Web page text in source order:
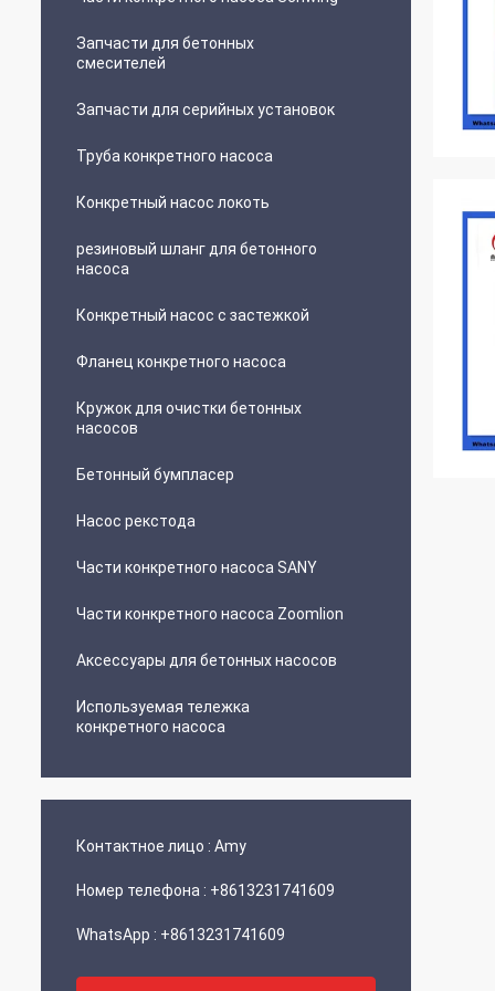
Запчасти для бетонных
смесителей
Запчасти для серийных установок
Труба конкретного насоса
Конкретный насос локоть
резиновый шланг для бетонного
насоса
Конкретный насос с застежкой
Фланец конкретного насоса
Кружок для очистки бетонных
насосов
Бетонный бумпласер
Насос рекстода
Части конкретного насоса SANY
Части конкретного насоса Zoomlion
Аксессуары для бетонных насосов
Используемая тележка
конкретного насоса
Контактное лицо : Amy
Номер телефона : +8613231741609
WhatsApp : +8613231741609